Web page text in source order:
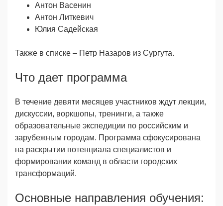
Антон Васенин
Антон Литкевич
Юлия Садейская
Также в списке – Петр Назаров из Сургута.
Что дает программа
В течение девяти месяцев участников ждут лекции,
дискуссии, воркшопы, тренинги, а также
образовательные экспедиции по российским и
зарубежным городам. Программа сфокусирована
на раскрытии потенциала специалистов и
формировании команд в области городских
трансформаций.
Основные направления обучения: